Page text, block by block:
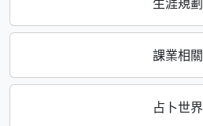
課業相關
占卜世界